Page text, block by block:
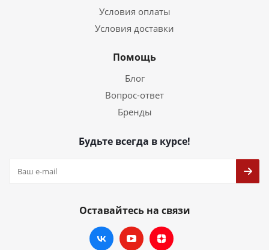
Условия оплаты
Условия доставки
Помощь
Блог
Вопрос-ответ
Бренды
Будьте всегда в курсе!
Оставайтесь на связи